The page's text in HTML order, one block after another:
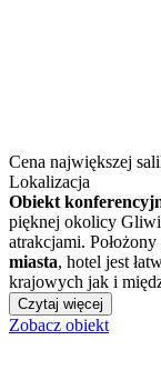
Cena największej sali
Lokalizacja
Obiekt
pięknej okolicy
atrakcjami.
miasta, hotel jest
krajowych jak i
Czytaj więcej
Zobacz obiekt